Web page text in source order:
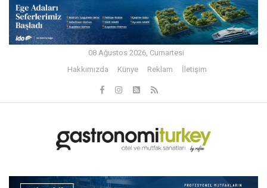
08 Ağustos 2026, Cumartesi
Hakkımızda
Künye Reklam İletişim